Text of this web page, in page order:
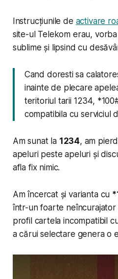
Instrucțiunile de activare
site-ul Telekom erau,
sublime și lipsind cu
Cand doresti sa
inainte de plecare
teritoriul tarii 1234,
compatibila cu serviciul
Am sunat la 1234, am
apeluri peste apeluri și
afla fix nimic.
Am încercat și varianta cu
într-un foarte neîncurajator
profil cartela incompatibil
a cărui selectare genera o